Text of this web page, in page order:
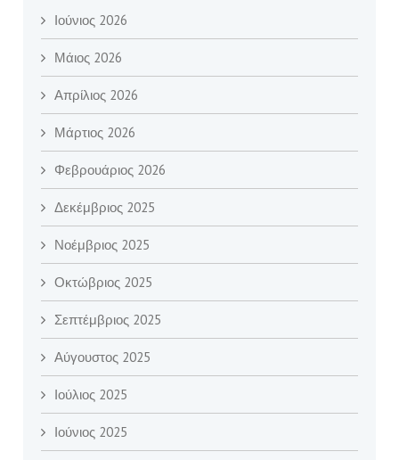
Ιούνιος 2026
Μάιος 2026
Απρίλιος 2026
Μάρτιος 2026
Φεβρουάριος 2026
Δεκέμβριος 2025
Νοέμβριος 2025
Οκτώβριος 2025
Σεπτέμβριος 2025
Αύγουστος 2025
Ιούλιος 2025
Ιούνιος 2025